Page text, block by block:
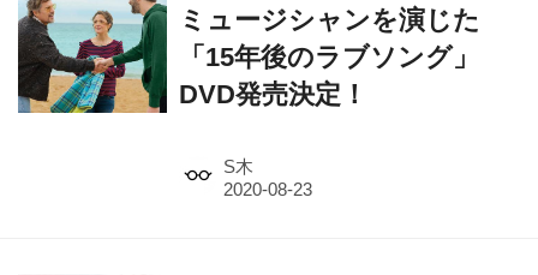
ミュージシャンを演じた
「15年後のラブソング」
DVD発売決定！
S木